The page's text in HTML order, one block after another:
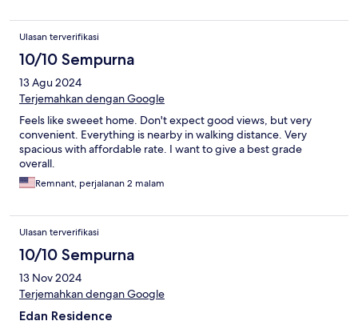
Ulasan terverifikasi
10/10 Sempurna
13 Agu 2024
Terjemahkan dengan Google
Feels like sweeet home. Don't expect good views, but very
convenient. Everything is nearby in walking distance. Very
spacious with affordable rate. I want to give a best grade
overall.
Remnant, perjalanan 2 malam
Ulasan terverifikasi
10/10 Sempurna
13 Nov 2024
Terjemahkan dengan Google
Edan Residence